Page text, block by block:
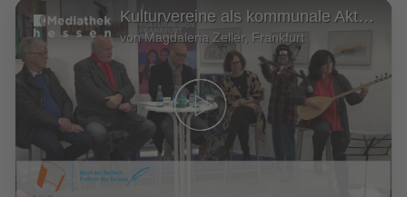
Kulturvereine als kommunale Akteure. Wichtig? Wertgeschätzt? Wie weiter?
von Magdalena Zeller, Frankfurt